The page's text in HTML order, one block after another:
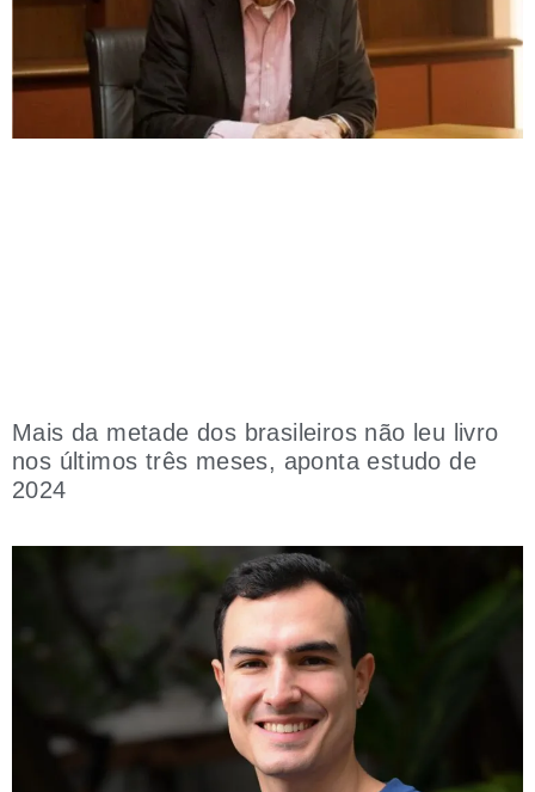
Mais da metade dos brasileiros não leu livro
nos últimos três meses, aponta estudo de
2024